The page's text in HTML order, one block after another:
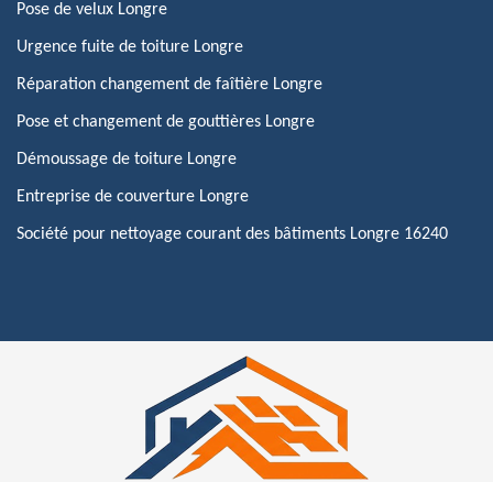
Pose de velux Longre
Urgence fuite de toiture Longre
Réparation changement de faîtière Longre
Pose et changement de gouttières Longre
Démoussage de toiture Longre
Entreprise de couverture Longre
Société pour nettoyage courant des bâtiments Longre 16240